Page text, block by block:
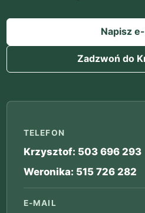
Napisz
Zadzwoń do
TELEFON
Krzysztof: 503 696 293
Weronika: 515 726 282
E-MAIL